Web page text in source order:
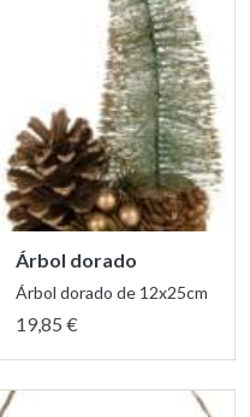
Árbol dorado
Árbol dorado de 12x25cm
19,85 €